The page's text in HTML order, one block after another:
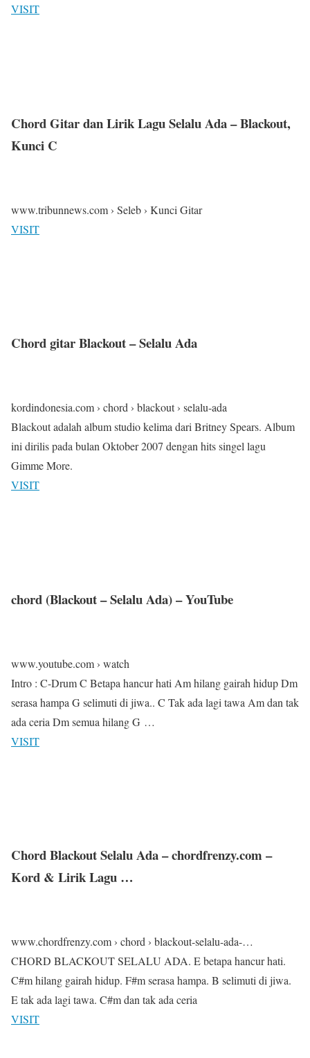
VISIT
Chord Gitar dan Lirik Lagu Selalu Ada – Blackout,
Kunci C
www.tribunnews.com › Seleb › Kunci Gitar
VISIT
Chord gitar Blackout – Selalu Ada
kordindonesia.com › chord › blackout › selalu-ada
Blackout adalah album studio kelima dari Britney Spears. Album
ini dirilis pada bulan Oktober 2007 dengan hits singel lagu
Gimme More.
VISIT
chord (Blackout – Selalu Ada) – YouTube
www.youtube.com › watch
Intro : C-Drum C Betapa hancur hati Am hilang gairah hidup Dm
serasa hampa G selimuti di jiwa.. C Tak ada lagi tawa Am dan tak
ada ceria Dm semua hilang G …
VISIT
Chord Blackout Selalu Ada – chordfrenzy.com –
Kord & Lirik Lagu …
www.chordfrenzy.com › chord › blackout-selalu-ada-…
CHORD BLACKOUT SELALU ADA. E betapa hancur hati.
C#m hilang gairah hidup. F#m serasa hampa. B selimuti di jiwa.
E tak ada lagi tawa. C#m dan tak ada ceria
VISIT